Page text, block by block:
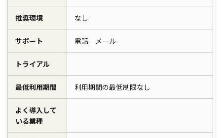
推奨環境 なし
サポート 電話 メール
トライアル
最低利用期間 利用期間の最低制限なし
よく導入して
いる業種